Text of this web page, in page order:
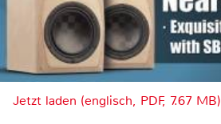
Jetzt laden (englisch, PDF, 7.67 MB)